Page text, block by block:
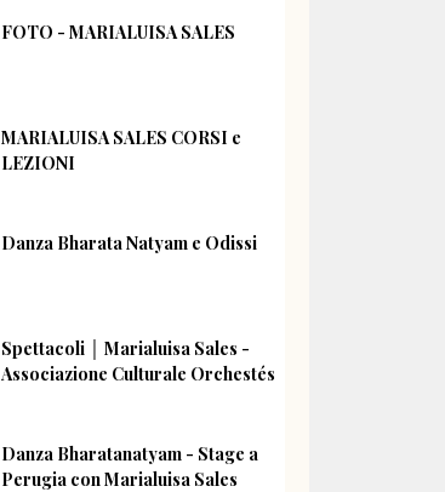
FOTO - MARIALUISA SALES
MARIALUISA SALES CORSI e
LEZIONI
Danza Bharata Natyam e Odissi
Spettacoli │ Marialuisa Sales -
Associazione Culturale Orchestés
Danza Bharatanatyam - Stage a
Perugia con Marialuisa Sales